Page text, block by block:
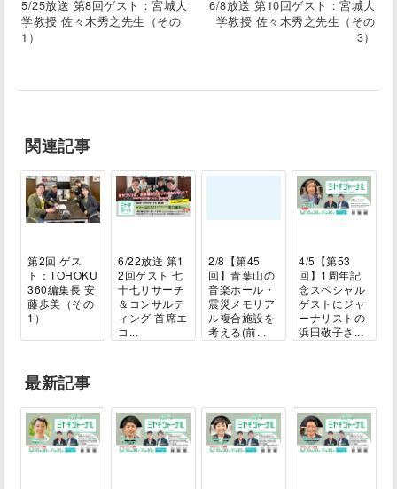
5/25放送 第8回ゲスト：宮城大
学教授 佐々木秀之先生（その
1）
6/8放送 第10回ゲスト：宮城大
学教授 佐々木秀之先生（その
3）
関連記事
第2回 ゲス
ト：TOHOKU
360編集長 安
藤歩美（その
1）
6/22放送 第1
2回ゲスト 七
十七リサーチ
＆コンサルテ
ィング 首席エ
コ...
2/8【第45
回】青葉山の
音楽ホール・
震災メモリア
ル複合施設を
考える(前...
4/5【第53
回】1周年記
念スペシャル
ゲストにジャ
ーナリストの
浜田敬子さ...
最新記事